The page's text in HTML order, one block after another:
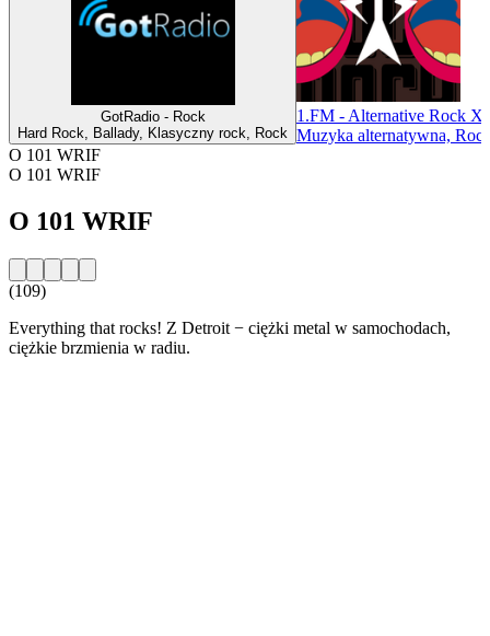
GotRadio - Rock
Hard Rock, Ballady, Klasyczny rock, Rock
1.FM - Alternative Rock X
Muzyka alternatywna,
O 101 WRIF
O 101 WRIF
O 101 WRIF
(109)
Everything that rocks! Z Detroit − ciężki metal w samochodach,
ciężkie brzmienia w radiu.